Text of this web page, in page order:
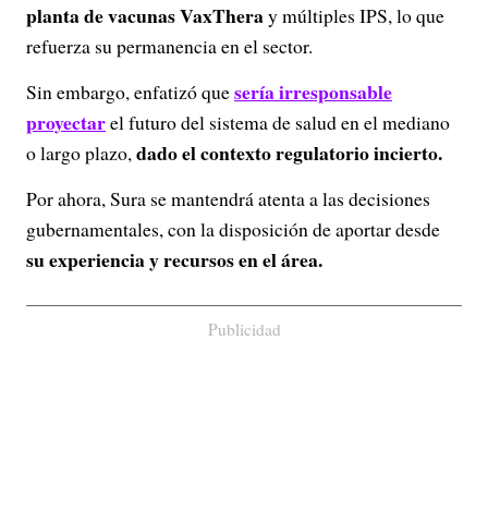
planta de vacunas VaxTheray múltiples IPS, lo que
refuerza su permanencia en el sector.
Sin embargo, enfatizó quesería irresponsable
proyectarel futuro del sistema de salud en el mediano
o largo plazo,dado el contexto regulatorio incierto.
Por ahora, Sura se mantendrá atenta a las decisiones
gubernamentales, con la disposición de aportar desde
su experiencia y recursos en el área.
Publicidad